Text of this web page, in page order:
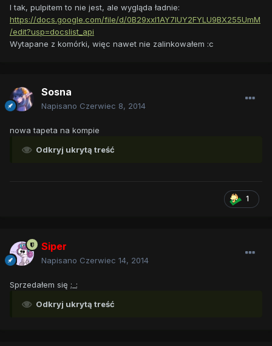
I tak, pulpitem to nie jest, ale wygląda ładnie:
https://docs.google.com/file/d/0B29xxI1AY7IUY2FYLU9BX255UmM
/edit?usp=docslist_api
Wytapane z komórki, więc nawet nie zalinkowałem :c
Sosna
Napisano Czerwiec 8, 2014
nowa tapeta na kompie
Odkryj ukrytą treść
1
Siper
Napisano Czerwiec 14, 2014
Sprzedałem się ;_;
Odkryj ukrytą treść